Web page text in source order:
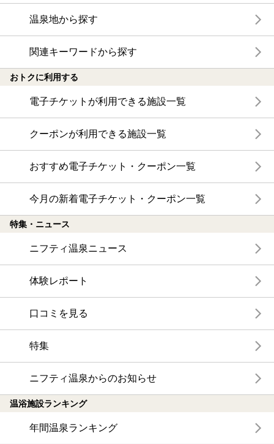
温泉地から探す
関連キーワードから探す
おトクに利用する
電子チケットが利用できる施設一覧
クーポンが利用できる施設一覧
おすすめ電子チケット・クーポン一覧
今月の新着電子チケット・クーポン一覧
特集・ニュース
ニフティ温泉ニュース
体験レポート
口コミを見る
特集
ニフティ温泉からのお知らせ
温浴施設ランキング
年間温泉ランキング